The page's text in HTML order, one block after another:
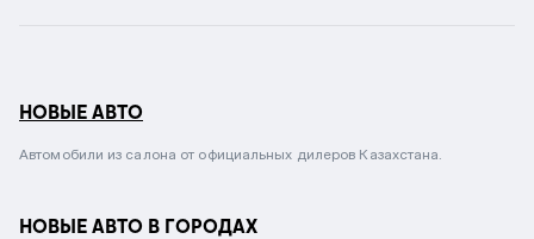
НОВЫЕ АВТО
Автомобили из салона от официальных дилеров Казахстана.
НОВЫЕ АВТО В ГОРОДАХ